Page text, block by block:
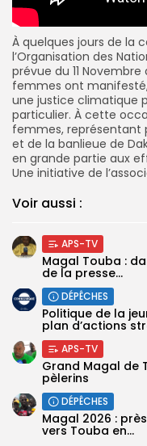
À quelques jours de la
l’Organisation des
prévue du 11 Novembre
femmes ont
une justice climatique
particulier. À cette
femmes, représentant
et de la banlieue de
en grande partie aux
Une initiative de
Voir aussi :
APS-TV
Magal Touba :
de la presse...
DÉPÊCHES
Politique de la
plan d’actions
APS-TV
Grand Magal de
pèlerins
DÉPÊCHES
Magal 2026 :
vers Touba en...